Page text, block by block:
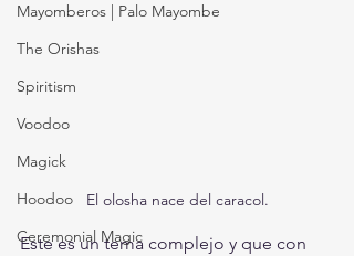
Mayomberos | Palo Mayombe
The Orishas
Spiritism
Voodoo
Magick
Hoodoo
Ceremonial Magic
El olosha nace del caracol.
Este es un tema complejo y que con